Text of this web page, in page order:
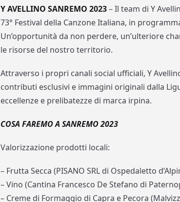
Y AVELLINO SANREMO 2023– Il team di Y
73° Festival della Canzone Italiana, in
Un’opportunità da non perdere, un’ulteriore
le risorse del nostro territorio.
Attraverso i propri canali social ufficiali, Y
contributi esclusivi e immagini originali dalla
eccellenze e prelibatezze di marca irpina.
COSA FAREMO A SANREMO 2023
Valorizzazione prodotti locali:
– Frutta Secca (PISANO SRL di Ospedaletto
– Vino (Cantina Francesco De Stefano di
– Creme di Formaggio di Capra e Pecora